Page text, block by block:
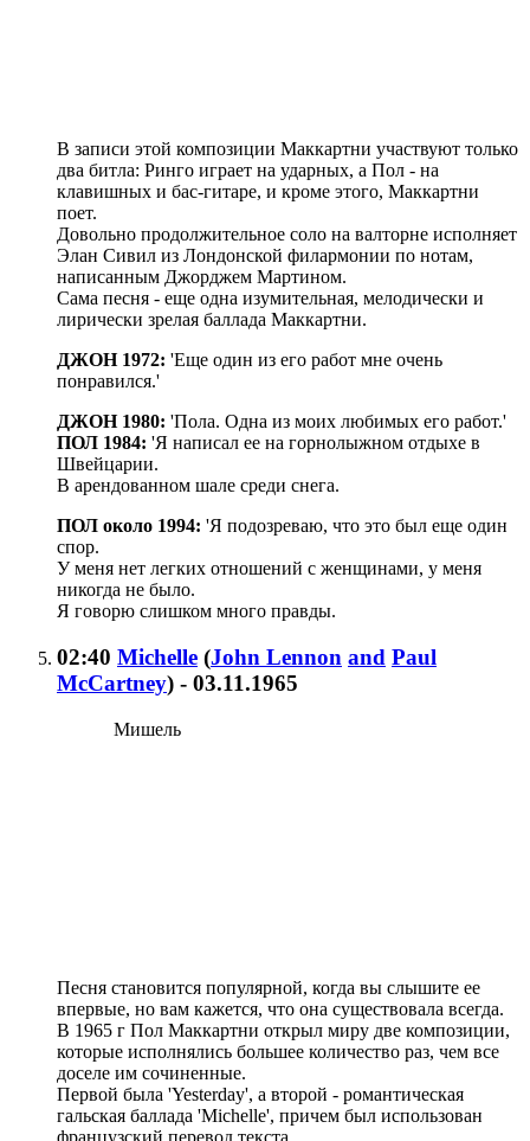
В записи этой композиции Маккартни участвуют только
два битла: Ринго играет на ударных, а Пол - на
клавишных и бас-гитаре, и кроме этого, Маккартни
поет.
Довольно продолжительное соло на валторне исполняет
Элан Сивил из Лондонской филармонии по нотам,
написанным Джорджем Мартином.
Сама песня - еще одна изумительная, мелодически и
лирически зрелая баллада Маккартни.
ДЖОН 1972: 'Еще один из его работ мне очень
понравился.'
ДЖОН 1980: 'Пола. Одна из моих любимых его работ.'
ПОЛ 1984: 'Я написал ее на горнолыжном отдыхе в
Швейцарии.
В арендованном шале среди снега.
ПОЛ около 1994: 'Я подозреваю, что это был еще один
спор.
У меня нет легких отношений с женщинами, у меня
никогда не было.
Я говорю слишком много правды.
02:40 Michelle (John Lennon and Paul
McCartney) - 03.11.1965
Мишель
Песня становится популярной, когда вы слышите ее
впервые, но вам кажется, что она существовала всегда.
В 1965 г Пол Маккартни открыл миру две композиции,
которые исполнялись большее количество раз, чем все
доселе им сочиненные.
Первой была 'Yesterday', а второй - романтическая
гальская баллада 'Michelle', причем был использован
французский перевод текста.